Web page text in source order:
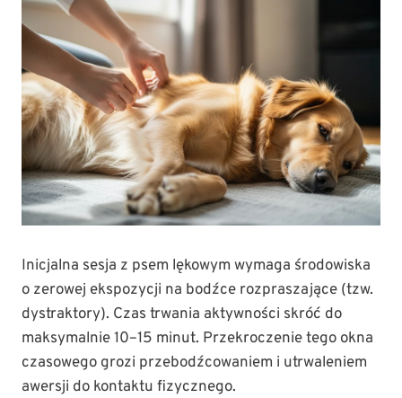
Inicjalna sesja z psem lękowym wymaga środowiska
o zerowej ekspozycji na bodźce rozpraszające (tzw.
dystraktory). Czas trwania aktywności skróć do
maksymalnie 10–15 minut. Przekroczenie tego okna
czasowego grozi przebodźcowaniem i utrwaleniem
awersji do kontaktu fizycznego.